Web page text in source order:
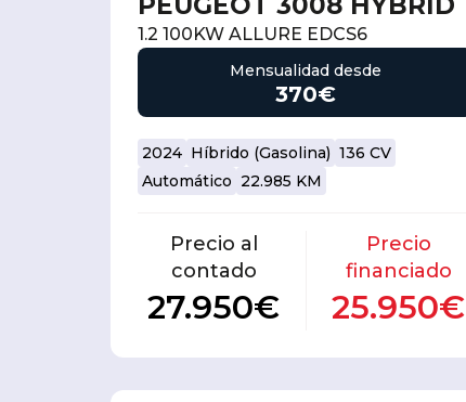
1.2 100KW ALLURE EDCS6
Mensualidad desde
370€
2024 Híbrido (Gasolina) 136 CV
Automático 22.985 KM
Precio al
contado
27.950€
Precio
financiado
25.950€